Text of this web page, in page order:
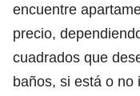
encuentre
precio,
cuadrados que
baños, si está o no